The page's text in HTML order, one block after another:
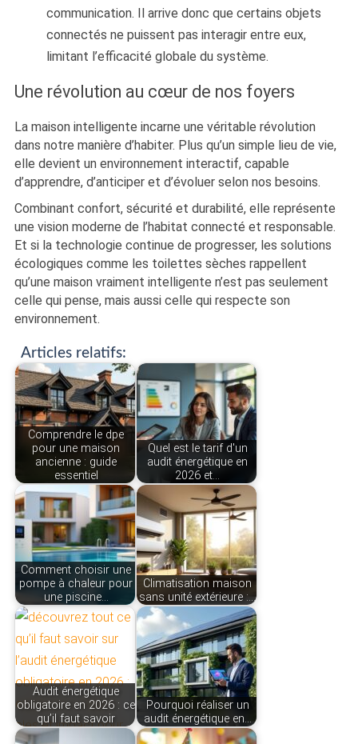
communication. Il arrive donc que certains objets
connectés ne puissent pas interagir entre eux,
limitant l’efficacité globale du système.
Une révolution au cœur de nos foyers
La maison intelligente incarne une véritable révolution
dans notre manière d’habiter. Plus qu’un simple lieu de vie,
elle devient un environnement interactif, capable
d’apprendre, d’anticiper et d’évoluer selon nos besoins.
Combinant confort, sécurité et durabilité, elle représente
une vision moderne de l’habitat connecté et responsable.
Et si la technologie continue de progresser, les solutions
écologiques comme les toilettes sèches rappellent
qu’une maison vraiment intelligente n’est pas seulement
celle qui pense, mais aussi celle qui respecte son
environnement.
Articles relatifs:
Comprendre le dpe
pour une maison
ancienne : guide
essentiel
Quel est le tarif d'un
audit énergétique en
2026 et…
Comment choisir une
pompe à chaleur pour
une piscine…
Climatisation maison
sans unité extérieure :…
Audit énergétique
obligatoire en 2026 : ce
qu’il faut savoir
Pourquoi réaliser un
audit énergétique en…